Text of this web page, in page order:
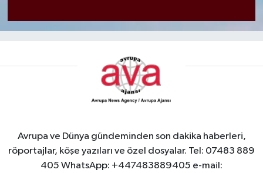
Avrupa ve Dünya gündeminden son dakika haberleri,
röportajlar, köşe yazıları ve özel dosyalar. Tel: 07483 889
405 WhatsApp: +447483889405 e-mail: